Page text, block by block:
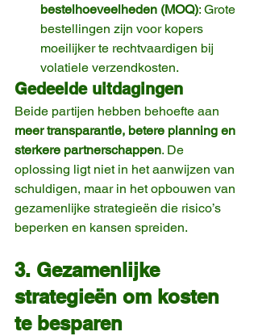
bestelhoeveelheden (MOQ): Grote
bestellingen zijn voor kopers
moeilijker te rechtvaardigen bij
volatiele verzendkosten.
Gedeelde uitdagingen
Beide partijen hebben behoefte aan
meer transparantie, betere planning en
sterkere partnerschappen. De
oplossing ligt niet in het aanwijzen van
schuldigen, maar in het opbouwen van
gezamenlijke strategieën die risico’s
beperken en kansen spreiden.
3. Gezamenlijke
strategieën om kosten
te besparen